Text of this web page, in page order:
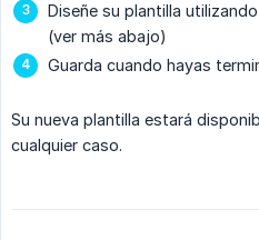
Diseñe su plantilla
(ver más abajo)
Guarda cuando hayas
Su nueva plantilla estará
cualquier caso.